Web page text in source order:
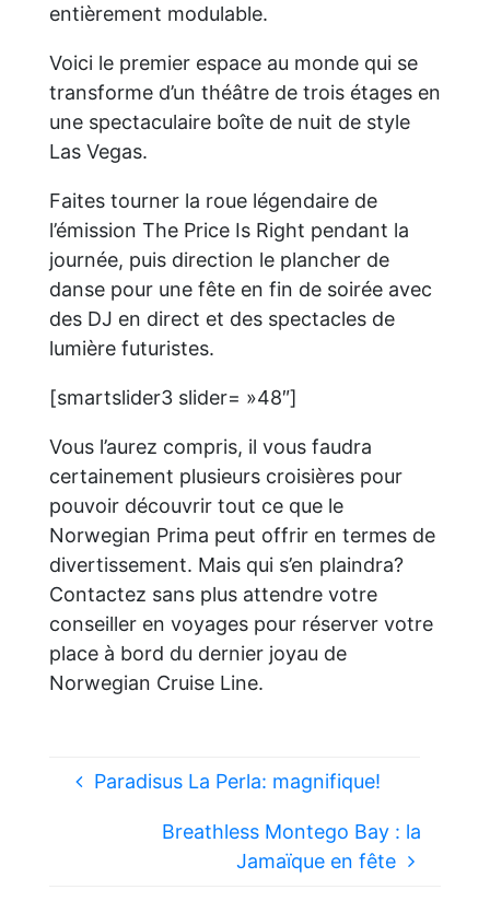
entièrement modulable.
Voici le premier espace au monde qui se
transforme d’un théâtre de trois étages en
une spectaculaire boîte de nuit de style
Las Vegas.
Faites tourner la roue légendaire de
l’émission The Price Is Right pendant la
journée, puis direction le plancher de
danse pour une fête en fin de soirée avec
des DJ en direct et des spectacles de
lumière futuristes.
[smartslider3 slider= »48″]
Vous l’aurez compris, il vous faudra
certainement plusieurs croisières pour
pouvoir découvrir tout ce que le
Norwegian Prima peut offrir en termes de
divertissement. Mais qui s’en plaindra?
Contactez sans plus attendre votre
conseiller en voyages pour réserver votre
place à bord du dernier joyau de
Norwegian Cruise Line.
Paradisus La Perla: magnifique!
Breathless Montego Bay : la
Jamaïque en fête